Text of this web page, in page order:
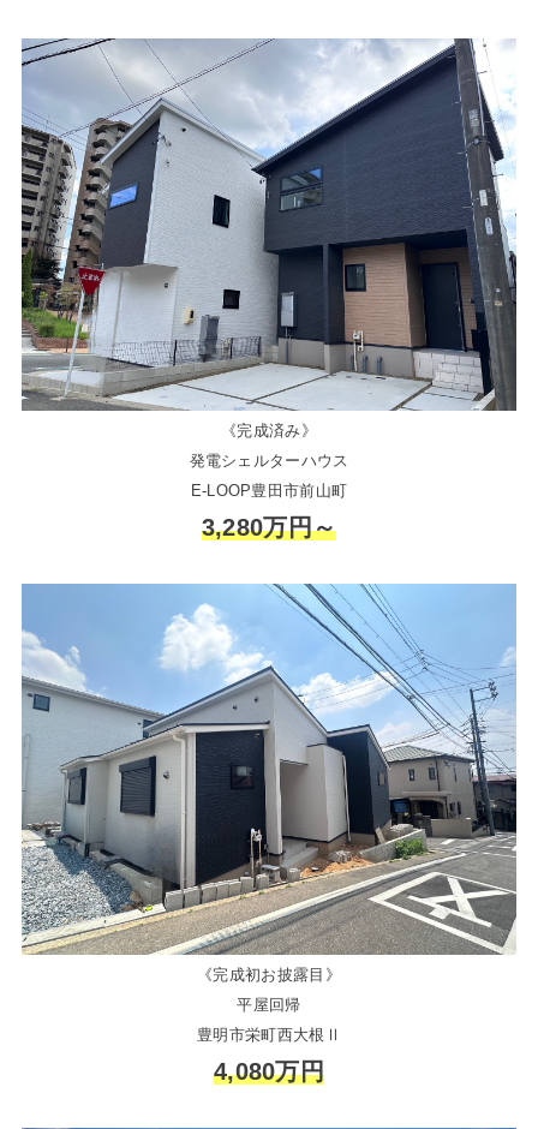
《完成済み》
発電シェルターハウス
E-LOOP豊田市前山町
3,280万円～
《完成初お披露目》
平屋回帰
豊明市栄町西大根Ⅱ
4,080万円